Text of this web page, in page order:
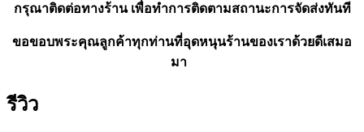
กรุณาติดต่อทางร้าน เพื่อทำการติดตามสถานะการจัดส่งทันที
ขอขอบพระคุณลูกค้าทุกท่านที่อุดหนุนร้านของเราด้วยดีเสมอ
มา
รีวิว